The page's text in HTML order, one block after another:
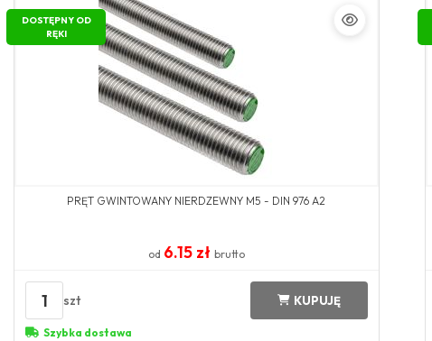
DOSTĘPNY OD
RĘKI
PRĘT GWINTOWANY NIERDZEWNY M5 - DIN 976 A2
od 6.15 zł brutto
1 szt KUPUJĘ
Szybka dostawa